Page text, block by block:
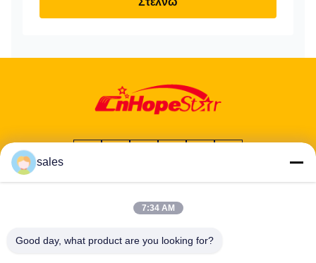
Yuanfen, υποπεριφέρεια Dalang, περιοχή Longhua, Shenzhen,
Τηλ:86-13424296897
sales
7:34 AM
Good day, what product are you looking for?